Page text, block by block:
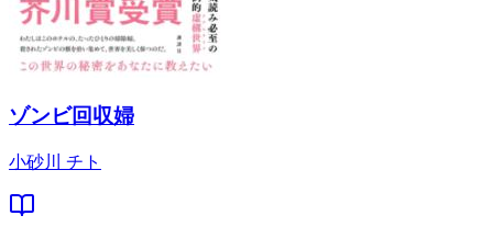
ゾンビ回収婦
小砂川 チト